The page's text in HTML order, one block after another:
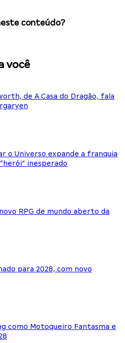
conteúdo?
você
de A Casa do Dragão, fala
o Universo expande a franquia
inesperado
RPG de mundo aberto da
para 2028, com novo
como Motoqueiro Fantasma e